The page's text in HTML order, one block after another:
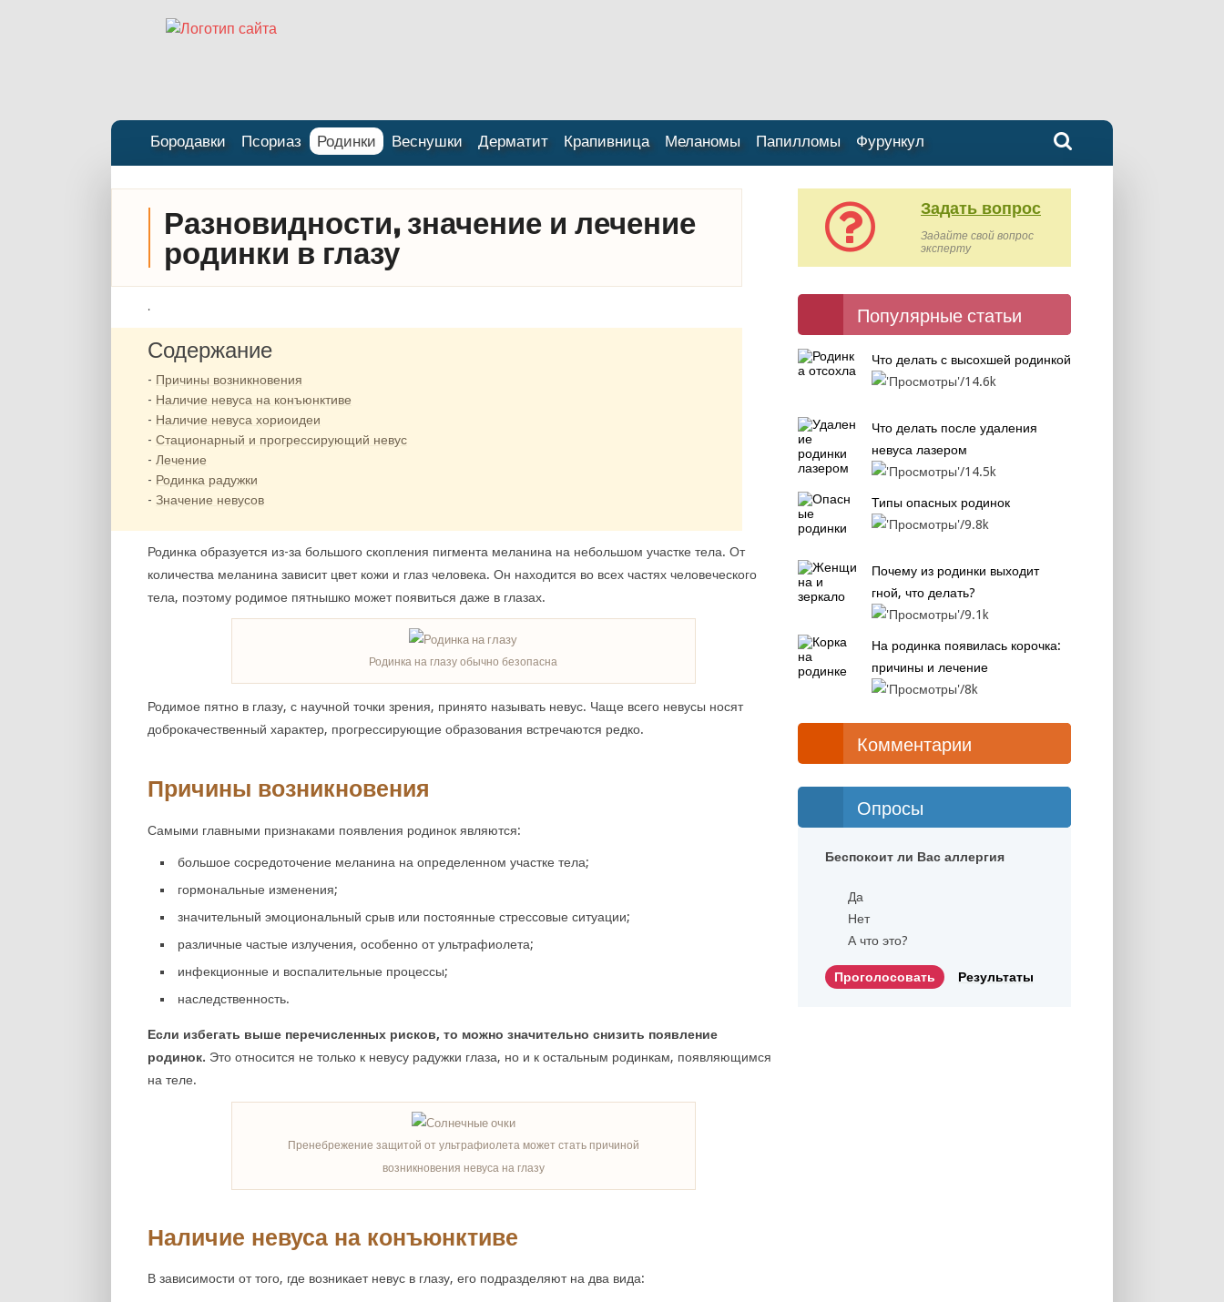
Бородавки Псориаз Родинки Веснушки Дерматит Крапивница Меланомы Папилломы Фурункул
Разновидности, значение и лечение
родинки в глазу
.
Содержание
Причины возникновения
Наличие невуса на конъюнктиве
Наличие невуса хориоидеи
Стационарный и прогрессирующий невус
Лечение
Родинка радужки
Значение невусов
Родинка образуется из-за большого скопления пигмента меланина на небольшом участке тела. От
количества меланина зависит цвет кожи и глаз человека. Он находится во всех частях человеческого
тела, поэтому родимое пятнышко может появиться даже в глазах.
Родинка на глазу обычно безопасна
Родимое пятно в глазу, с научной точки зрения, принято называть невус. Чаще всего невусы носят
доброкачественный характер, прогрессирующие образования встречаются редко.
Причины возникновения
Самыми главными признаками появления родинок являются:
большое сосредоточение меланина на определенном участке тела;
гормональные изменения;
значительный эмоциональный срыв или постоянные стрессовые ситуации;
различные частые излучения, особенно от ультрафиолета;
инфекционные и воспалительные процессы;
наследственность.
Если избегать выше перечисленных рисков, то можно значительно снизить появление
родинок. Это относится не только к невусу радужки глаза, но и к остальным родинкам, появляющимся
на теле.
Пренебрежение защитой от ультрафиолета может стать причиной
возникновения невуса на глазу
Наличие невуса на конъюнктиве
В зависимости от того, где возникает невус в глазу, его подразделяют на два вида:
Задать вопрос
Задайте свой вопрос
эксперту
Популярные статьи
Что делать с высохшей родинкой
14.6k
Что делать после удаления
невуса лазером
14.5k
Типы опасных родинок
9.8k
Почему из родинки выходит
гной, что делать?
9.1k
На родинка появилась корочка:
причины и лечение
8k
Комментарии
Опросы
Беспокоит ли Вас аллергия
Да
Нет
А что это?
Результаты